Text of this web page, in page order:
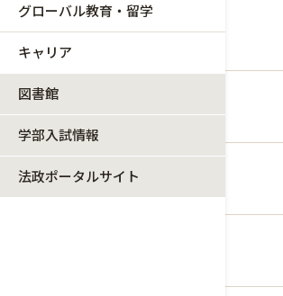
グローバル教育・留学
キャリア
図書館
学部入試情報
法政ポータルサイト